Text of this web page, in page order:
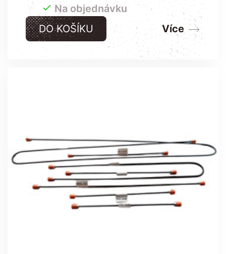
 Na objednávku
DO KOŠÍKU
Více